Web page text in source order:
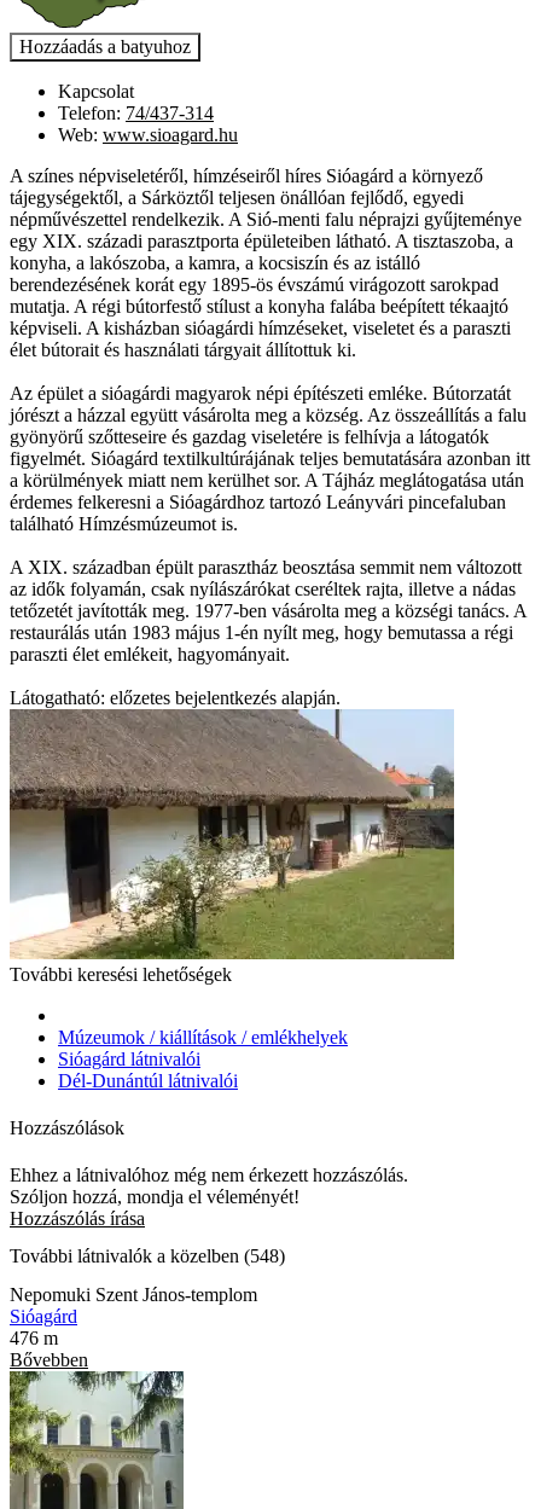
Kapcsolat
Telefon: 74/437-314
Web: www.sioagard.hu
A színes népviseletéről, hímzéseiről híres Sióagárd a környező
tájegységektől, a Sárköztől teljesen önállóan fejlődő, egyedi
népművészettel rendelkezik. A Sió-menti falu néprajzi gyűjteménye
egy XIX. századi parasztporta épületeiben látható. A tisztaszoba, a
konyha, a lakószoba, a kamra, a kocsiszín és az istálló
berendezésének korát egy 1895-ös évszámú virágozott sarokpad
mutatja. A régi bútorfestő stílust a konyha falába beépített tékaajtó
képviseli. A kisházban sióagárdi hímzéseket, viseletet és a paraszti
élet bútorait és használati tárgyait állítottuk ki.
Az épület a sióagárdi magyarok népi építészeti emléke. Bútorzatát
jórészt a házzal együtt vásárolta meg a község. Az összeállítás a falu
gyönyörű szőtteseire és gazdag viseletére is felhívja a látogatók
figyelmét. Sióagárd textilkultúrájának teljes bemutatására azonban itt
a körülmények miatt nem kerülhet sor. A Tájház meglátogatása után
érdemes felkeresni a Sióagárdhoz tartozó Leányvári pincefaluban
található Hímzésmúzeumot is.
A XIX. században épült parasztház beosztása semmit nem változott
az idők folyamán, csak nyílászárókat cseréltek rajta, illetve a nádas
tetőzetét javították meg. 1977-ben vásárolta meg a községi tanács. A
restaurálás után 1983 május 1-én nyílt meg, hogy bemutassa a régi
paraszti élet emlékeit, hagyományait.
Látogatható: előzetes bejelentkezés alapján.
További keresési lehetőségek
Múzeumok / kiállítások / emlékhelyek
Sióagárd látnivalói
Dél-Dunántúl látnivalói
Hozzászólások
Ehhez a látnivalóhoz még nem érkezett hozzászólás.
Szóljon hozzá, mondja el véleményét!
Hozzászólás írása
További látnivalók a közelben (548)
Nepomuki Szent János-templom
Sióagárd
476 m
Bővebben